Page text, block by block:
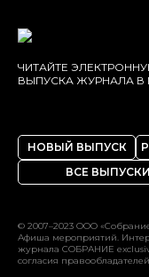
ЧИТАЙТЕ
ВЫПУСКА ЖУРНАЛА
НОВЫЙ ВЫПУСК
ВСЕ ВЫПУСКИ
© 2007–2023 ООО
Афиша мероприятий.
журнала СОБРАНИЕ
согласия